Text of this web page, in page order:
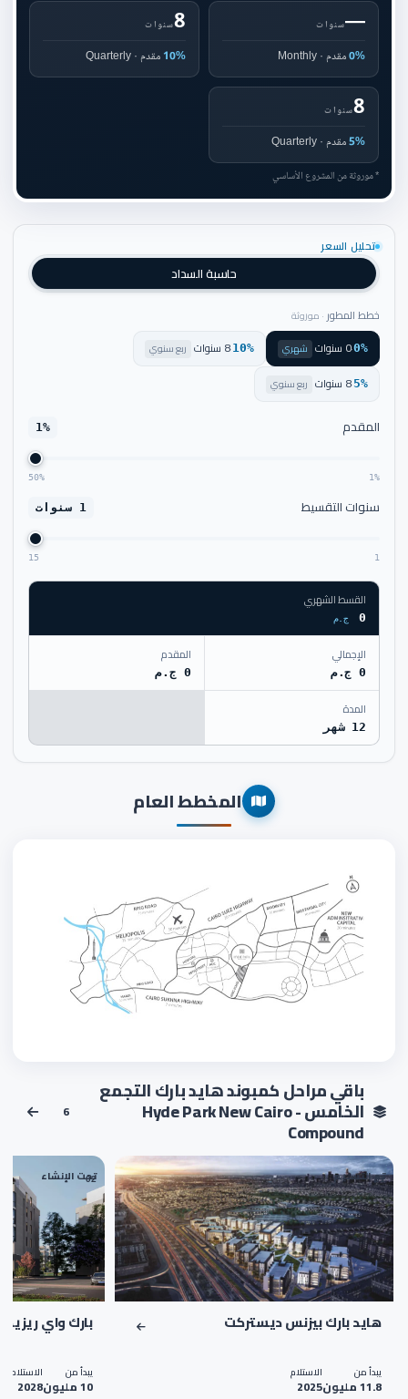
—سنوات
0%مقدم · Monthly
8سنوات
10%مقدم · Quarterly
8سنوات
5%مقدم · Quarterly
* موروثة من المشروع الأساسي
تحليل السعر
حاسبة السداد
خطط المطور · موروثة
0%
·0 سنوات شهري 10%
·8 سنوات ربع سنوي
5%
·8 سنوات ربع سنوي
المقدم 1%
1%
50%
سنوات التقسيط 1 سنوات
1
15
القسط الشهري
0 ج.م
الإجمالي
0 ج.م
المقدم
0 ج.م
المدة
12 شهر
المخطط العام
باقي مراحل كمبوند هايد بارك التجمع
الخامس - Hyde Park New Cairo
Compound
6
تم التسليم
01
هايد بارك بيزنس ديستركت
يبدأ من
11.8 مليون
الاستلام
2025
تحت الإنشاء
02
بارك واي
يبدأ من
10 مليون
الاستلام
2028